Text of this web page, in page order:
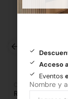
Cañerías
Ramal PVC 100
Acceso
Eventos
Nombre y